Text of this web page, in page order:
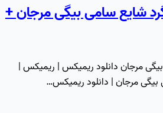
شایع سامی بیگی مرجان +
مرجان دانلود ریمیکس | ریمیکس |
مرجان | دانلود ریمیکس…